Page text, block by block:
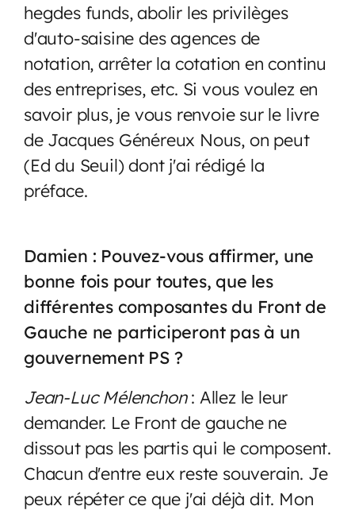
hegdes funds, abolir les privilèges
d'auto-saisine des agences de
notation, arrêter la cotation en continu
des entreprises, etc. Si vous voulez en
savoir plus, je vous renvoie sur le livre
de Jacques Généreux Nous, on peut
(Ed du Seuil) dont j'ai rédigé la
préface.
Damien : Pouvez-vous affirmer, une
bonne fois pour toutes, que les
différentes composantes du Front de
Gauche ne participeront pas à un
gouvernement PS ?
Jean-Luc Mélenchon: Allez le leur
demander. Le Front de gauche ne
dissout pas les partis qui le composent.
Chacun d'entre eux reste souverain. Je
peux répéter ce que j'ai déjà dit. Mon